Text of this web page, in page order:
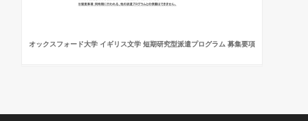
オックスフォード大学 イギリス文学 短期研究型派遣プログラム 募集要項